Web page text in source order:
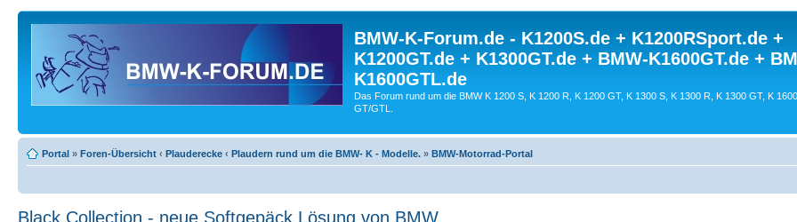
BMW-K-Forum.de - K1200S.de + K1200RSport.de +
K1200GT.de + K1300GT.de + BMW-K1600GT.de +
K1600GTL.de
Das Forum rund um die BMW K 1200 S, K 1200 R, K 1200 GT, K 1300 S, K 1300 R, K 1300 GT, K 1600
GT/GTL.
Portal » Foren-Übersicht ‹ Plauderecke ‹ Plaudern rund um die BMW- K - Modelle. » BMW-Motorrad-Portal
Black Collection - neue Softgepäck Lösung von BMW